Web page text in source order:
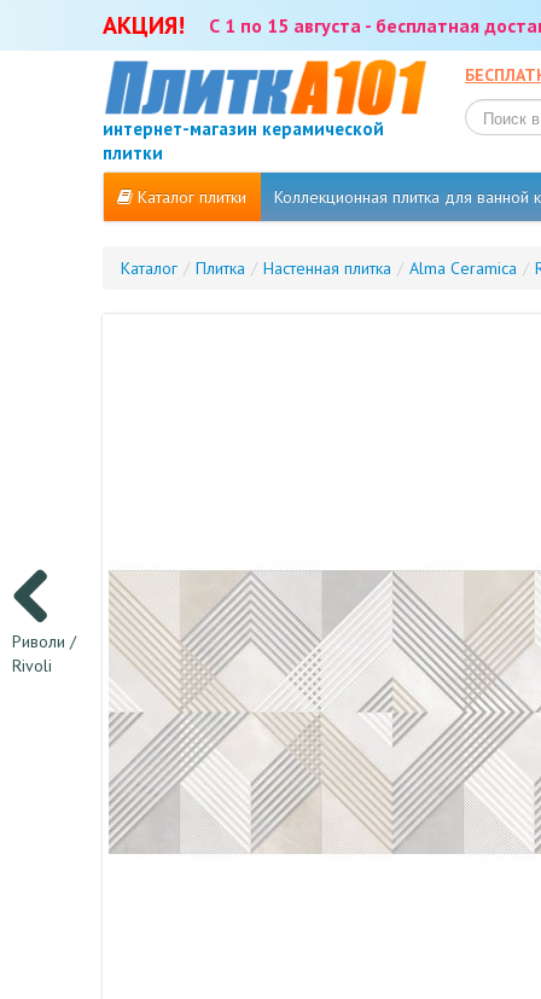
АКЦИЯ! С 1 по 15 августа - бесплатная
интернет-магазин керамической
плитки
Каталог плитки Коллекционная плитка для ванной
Каталог / Плитка / Настенная плитка / Alma Ceramica /
Риволи /
Rivoli